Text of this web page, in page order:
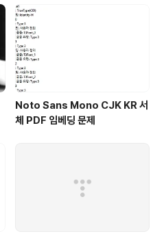
Noto Sans Mono CJK KR 서
체 PDF 임베딩 문제